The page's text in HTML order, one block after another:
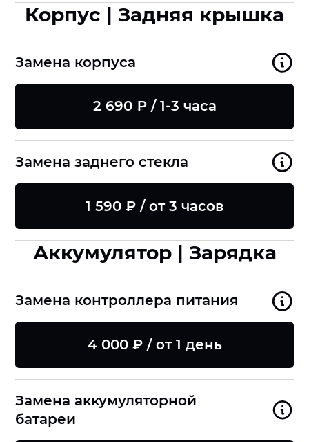
Корпус | Задняя крышка
Замена корпуса
2 690 ₽ / 1-3 часа
Замена заднего стекла
1 590 ₽ / от 3 часов
Аккумулятор | Зарядка
Замена контроллера питания
4 000 ₽ / от 1 день
Замена аккумуляторной
батареи